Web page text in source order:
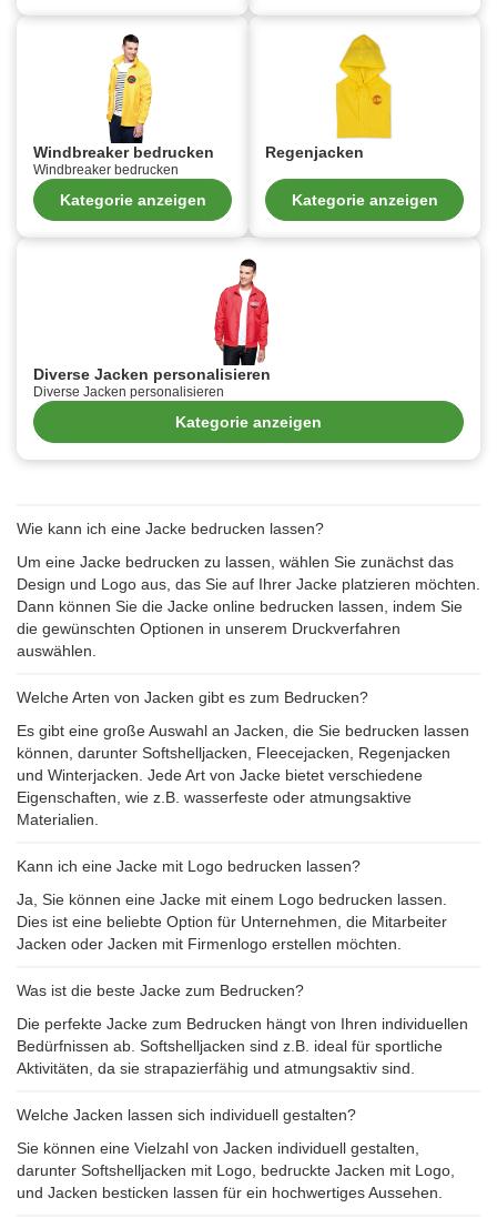
Windbreaker bedrucken
Windbreaker bedrucken
Kategorie anzeigen
Regenjacken
Kategorie anzeigen
Diverse Jacken personalisieren
Diverse Jacken personalisieren
Kategorie anzeigen
Wie kann ich eine Jacke bedrucken lassen?
Um eine Jacke bedrucken zu lassen, wählen Sie zunächst das
Design und Logo aus, das Sie auf Ihrer Jacke platzieren möchten.
Dann können Sie die Jacke online bedrucken lassen, indem Sie
die gewünschten Optionen in unserem Druckverfahren
auswählen.
Welche Arten von Jacken gibt es zum Bedrucken?
Es gibt eine große Auswahl an Jacken, die Sie bedrucken lassen
können, darunter Softshelljacken, Fleecejacken, Regenjacken
und Winterjacken. Jede Art von Jacke bietet verschiedene
Eigenschaften, wie z.B. wasserfeste oder atmungsaktive
Materialien.
Kann ich eine Jacke mit Logo bedrucken lassen?
Ja, Sie können eine Jacke mit einem Logo bedrucken lassen.
Dies ist eine beliebte Option für Unternehmen, die Mitarbeiter
Jacken oder Jacken mit Firmenlogo erstellen möchten.
Was ist die beste Jacke zum Bedrucken?
Die perfekte Jacke zum Bedrucken hängt von Ihren individuellen
Bedürfnissen ab. Softshelljacken sind z.B. ideal für sportliche
Aktivitäten, da sie strapazierfähig und atmungsaktiv sind.
Welche Jacken lassen sich individuell gestalten?
Sie können eine Vielzahl von Jacken individuell gestalten,
darunter Softshelljacken mit Logo, bedruckte Jacken mit Logo,
und Jacken besticken lassen für ein hochwertiges Aussehen.